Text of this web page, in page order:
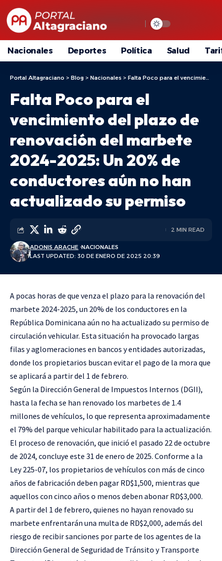
Nacionales Deportes Política Salud
Portal Altagraciano > Blog > Nacionales > Falta Poco para el vencimiento del plazo de renovación del marbete 2024-2025: Un 20% de conductores aún no han actualizado su permiso
Falta Poco para el
vencimiento del plazo de
renovación del marbete
2024-2025: Un 20% de
conductores aún no han
actualizado su permiso
LAST UPDATED: 30 DE ENERO DE 2025 20:39
ADONIS ARACHE NACIONALES
2 MIN READ
A pocas horas de que venza el plazo para la renovación del
marbete 2024-2025, un 20% de los conductores en la
República Dominicana aún no ha actualizado su permiso de
circulación vehicular. Esta situación ha provocado largas
filas y aglomeraciones en bancos y entidades autorizadas,
donde los propietarios buscan evitar el pago de la mora que
se aplicará a partir del 1 de febrero.
Según la Dirección General de Impuestos Internos (DGII),
hasta la fecha se han renovado los marbetes de 1.4
millones de vehículos, lo que representa aproximadamente
el 79% del parque vehicular habilitado para la actualización.
El proceso de renovación, que inició el pasado 22 de octubre
de 2024, concluye este 31 de enero de 2025. Conforme a la
Ley 225-07, los propietarios de vehículos con más de cinco
años de fabricación deben pagar RD$1,500, mientras que
aquellos con cinco años o menos deben abonar RD$3,000.
A partir del 1 de febrero, quienes no hayan renovado su
marbete enfrentarán una multa de RD$2,000, además del
riesgo de recibir sanciones por parte de los agentes de la
Dirección General de Seguridad de Tránsito y Transporte